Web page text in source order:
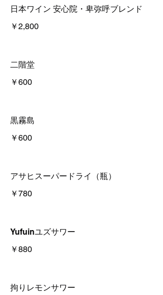
日本ワイン 安心院・卑弥呼ブレンド
￥2,800
二階堂
￥600
黒霧島
￥600
アサヒスーパードライ（瓶）
￥780
Yufuinユズサワー
￥880
拘りレモンサワー